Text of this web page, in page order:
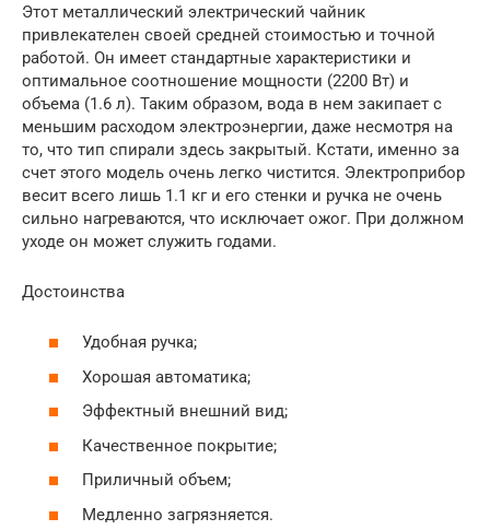
Этот металлический электрический чайник
привлекателен своей средней стоимостью и точной
работой. Он имеет стандартные характеристики и
оптимальное соотношение мощности (2200 Вт) и
объема (1.6 л). Таким образом, вода в нем закипает с
меньшим расходом электроэнергии, даже несмотря на
то, что тип спирали здесь закрытый. Кстати, именно за
счет этого модель очень легко чистится. Электроприбор
весит всего лишь 1.1 кг и его стенки и ручка не очень
сильно нагреваются, что исключает ожог. При должном
уходе он может служить годами.
Достоинства
Удобная ручка;
Хорошая автоматика;
Эффектный внешний вид;
Качественное покрытие;
Приличный объем;
Медленно загрязняется.